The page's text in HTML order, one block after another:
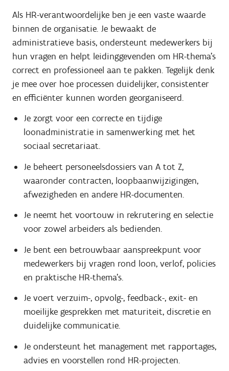
Als HR-verantwoordelijke ben je een vaste waarde
binnen de organisatie. Je bewaakt de
administratieve basis, ondersteunt medewerkers bij
hun vragen en helpt leidinggevenden om HR-thema’s
correct en professioneel aan te pakken. Tegelijk denk
je mee over hoe processen duidelijker, consistenter
en efficiënter kunnen worden georganiseerd.
Je zorgt voor een correcte en tijdige
loonadministratie in samenwerking met het
sociaal secretariaat.
Je beheert personeelsdossiers van A tot Z,
waaronder contracten, loopbaanwijzigingen,
afwezigheden en andere HR-documenten.
Je neemt het voortouw in rekrutering en selectie
voor zowel arbeiders als bedienden.
Je bent een betrouwbaar aanspreekpunt voor
medewerkers bij vragen rond loon, verlof, policies
en praktische HR-thema’s.
Je voert verzuim-, opvolg-, feedback-, exit- en
moeilijke gesprekken met maturiteit, discretie en
duidelijke communicatie.
Je ondersteunt het management met rapportages,
advies en voorstellen rond HR-projecten.